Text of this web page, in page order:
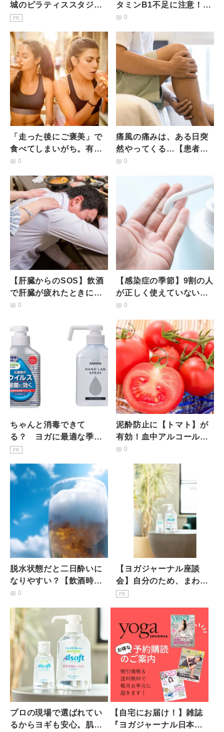
城のピラティススタジオ7
選｜初心者・女性専用を
PR
タミンB1不足に注意！】
お酒を健康的に楽しみた
材」とは
0
「走った後にご褒美」で
食べてしまいがち。有酸
素運動した後に食べない
士が解説
0
痛風の痛みは、ある日突
然やってくる…【患者数
は125万人】あなたの痛
0
【肝臓からのSOS】飲酒
で肝臓が疲れたときに出
るサインとは？適度な飲
対処法
0
【感染症の季節】9割の人
が正しく使えていない？
アルコール消毒薬の正し
0
ちゃんと消毒できて
る？ ヨガに最適な季節
を思い切り楽しむため
習慣を見直そう
PR
泥酔防止に【トマト】が
有効！血中アルコール濃
度を下げる効能と簡単お
士が解説
0
脱水状態だと二日酔いに
なりやすい？【飲酒時に
知っておきたい水分補給
説
0
【ヨガジャーナル座談
会】自分のため、まわり
の人を守るため… これか
PR
プロの現場で選ばれてい
るからヨギも安心。肌へ
【自宅にお届け！】雑誌
『ヨガジャーナル日本